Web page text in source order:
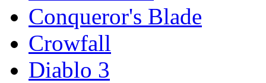
Conqueror's Blade
Crowfall
Diablo 3